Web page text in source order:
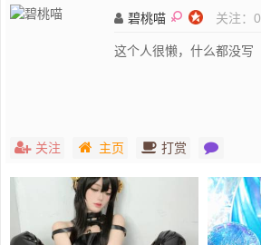
碧桃喵 关注： 0
这个人很懒，什么都没写
关注 主页 打赏